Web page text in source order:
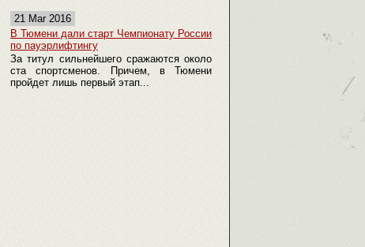
21 Mar 2016
В Тюмени дали старт Чемпионату России
по пауэрлифтингу
За титул сильнейшего сражаются около
ста спортсменов. Причем, в Тюмени
пройдет лишь первый этап...